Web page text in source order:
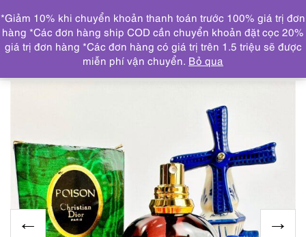
DANH MỤC
Trang chủ THƯƠNG HIỆU NỔI BẬT DIOR
0416-DIOR
Poison EDT Vaporisateur 50ml-Nước hoa nữ-Đã sử dụng
*Giảm 10% khi chuyển khoản thanh toán trước 100% giá trị đơn
hàng *Các đơn hàng ship COD cần chuyển khoản đặt cọc 20%
giá trị đơn hàng *Các đơn hàng có giá trị trên 1.5 triệu sẽ được
miễn phí vận chuyển. Bỏ qua